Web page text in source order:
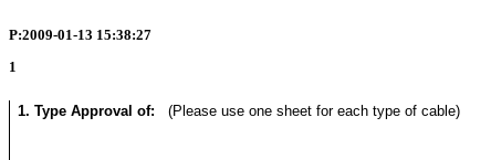
P:2009-01-13 15:38:27
1
1. Type Approval of: (Please use one sheet for each type of cable)